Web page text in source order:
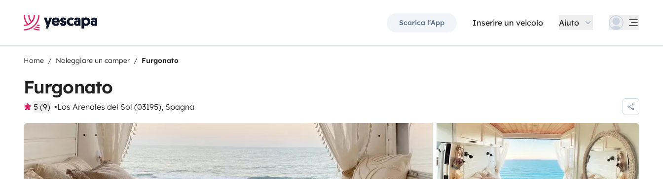
Scarica l'App Inserire un veicolo Aiuto
Home Noleggiare un camper Furgonato
Furgonato
5 (9) Los Arenales del Sol (03195), Spagna